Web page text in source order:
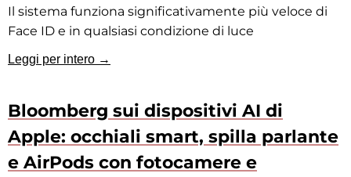
Il sistema funziona significativamente più veloce di
Face ID e in qualsiasi condizione di luce
Leggi per intero →
Bloomberg sui dispositivi AI di
Apple: occhiali smart, spilla parlante
e AirPods con fotocamere e